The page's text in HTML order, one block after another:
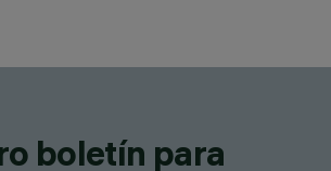
boletín para